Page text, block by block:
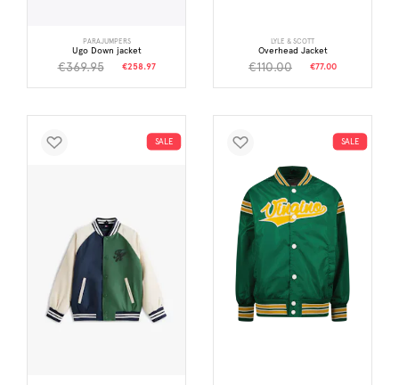
PARAJUMPERS
Ugo Down jacket
€369.95 €258.97
LYLE & SCOTT
Overhead Jacket
€110.00 €77.00
SALE SALE